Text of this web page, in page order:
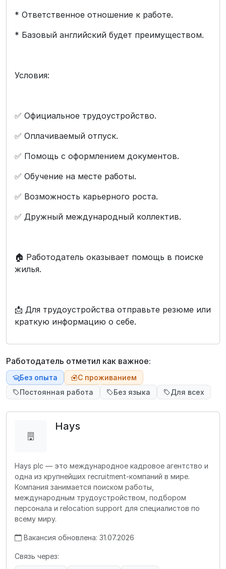
* Ответственное отношение к работе.
* Базовый английский будет преимуществом.
Условия:
✅ Официальное трудоустройство.
✅ Оплачиваемый отпуск.
✅ Помощь с оформлением документов.
✅ Обучение на месте работы.
✅ Возможность карьерного роста.
✅ Дружный международный коллектив.
🏠 Работодатель оказывает помощь в поиске
жилья.
📩 Для трудоустройства отправьте резюме или
краткую информацию о себе.
Работодатель отметил как важное:
Без опыта
С проживанием
Постоянная работа
Без языка Для всех
Hays
Hays plc — это международное кадровое агентство и
одна из крупнейших recruitment-компаний в мире.
Компания занимается поиском работы,
международным трудоустройством, подбором
персонала и relocation support для специалистов по
всему миру.
Вакансия обновлена: 31.07.2026
Связь через: